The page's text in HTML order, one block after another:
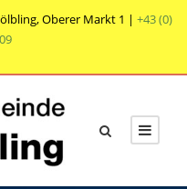
Oberer Markt 1 | +43 (0)